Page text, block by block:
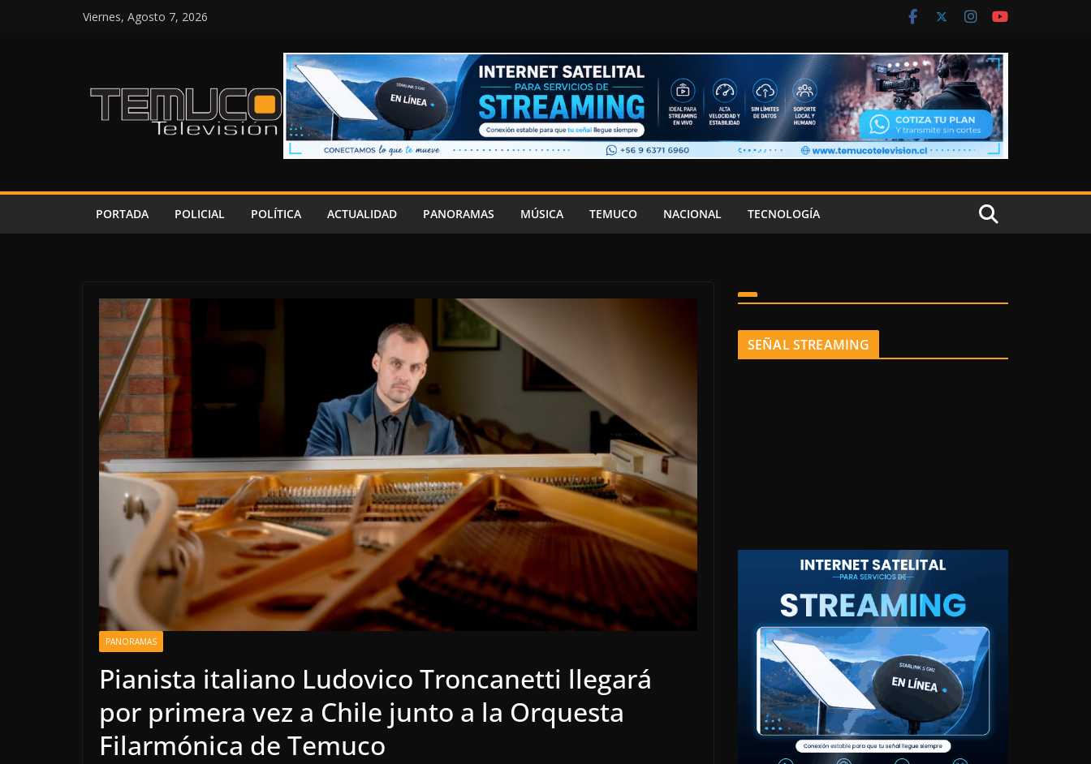
Viernes, Agosto 7, 2026
PORTADA POLICIAL POLÍTICA ACTUALIDAD PANORAMAS MÚSICA TEMUCO NACIONAL TECNOLOGÍA
PANORAMAS
Pianista italiano Ludovico Troncanetti llegará
por primera vez a Chile junto a la Orquesta
Filarmónica de Temuco
SEÑAL STREAMING